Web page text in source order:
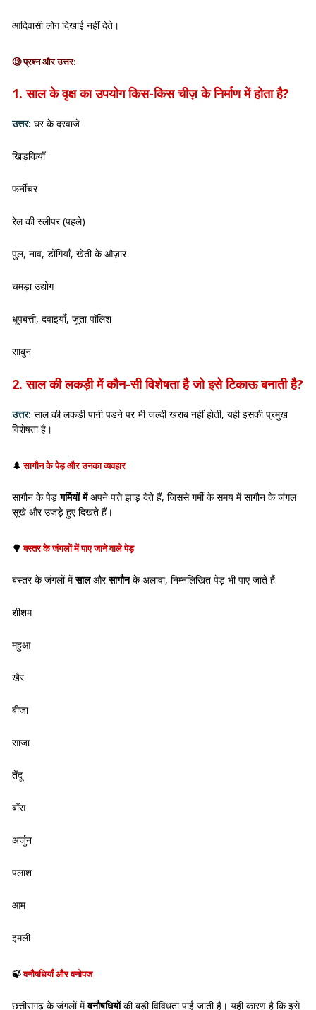
आदिवासी लोग दिखाई नहीं देते।
🧐प्रश्न और उत्तर:
1. साल के वृक्ष का उपयोग किस-किस चीज़ के निर्माण में होता है?
उत्तर: घर के दरवाजे
खिड़कियाँ
फर्नीचर
रेल की स्लीपर (पहले)
पुल, नाव, डोंगियाँ, खेती के औज़ार
चमड़ा उद्योग
धूपबत्ती, दवाइयाँ, जूता पॉलिश
साबुन
2. साल की लकड़ी में कौन-सी विशेषता है जो इसे टिकाऊ बनाती है?
उत्तर: साल की लकड़ी पानी पड़ने पर भी जल्दी खराब नहीं होती, यही इसकी प्रमुख
विशेषता है।
🌲सागौन के पेड़ और उनका व्यवहार
सागौन के पेड़गर्मियों मेंअपने पत्ते झाड़ देते हैं, जिससे गर्मी के समय में सागौन के जंगल
सूखे और उजड़े हुए दिखते हैं।
🌳बस्तर के जंगलों में पाए जाने वाले पेड़
बस्तर के जंगलों मेंसालऔरसागौनके अलावा, निम्नलिखित पेड़ भी पाए जाते हैं:
शीशम
महुआ
खैर
बीजा
साजा
तेंदू
बॉस
अर्जुन
पलाश
आम
इमली
🍃वनौषधियाँ और वनोपज
छत्तीसगढ़ के जंगलों मेंवनौषधियोंकी बड़ी विविधता पाई जाती है। यही कारण है कि इसे